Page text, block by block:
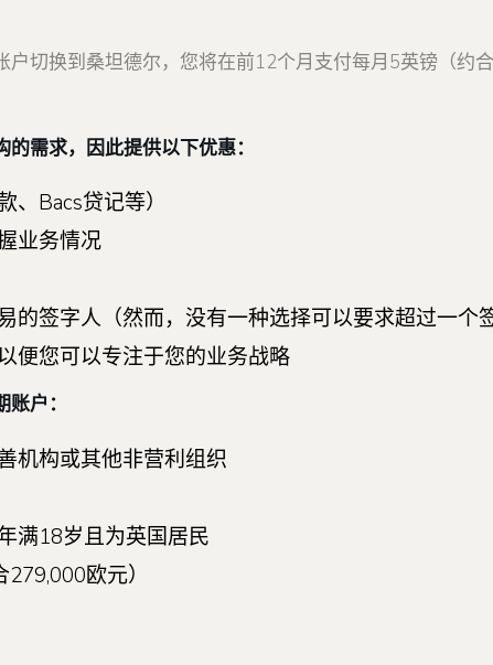
切换到桑坦德尔，您将在前12个月支付每月5英镑（约
需求，因此提供以下优惠：
Bacs贷记等）
业务情况
签字人（然而，没有一种选择可以要求超过一个
便您可以专注于您的业务战略
户：
机构或其他非营利组织
满18岁且为英国居民
欧元）